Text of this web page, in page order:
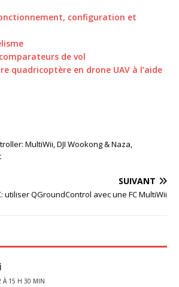
configuration et
de vol
quadricoptère en drone UAV à l’aide
MultiWii, DJI Wookong & Naza,
SUIVANT
utiliser QGroundControl avec une FC MultiWii
À 15 H 30 MIN